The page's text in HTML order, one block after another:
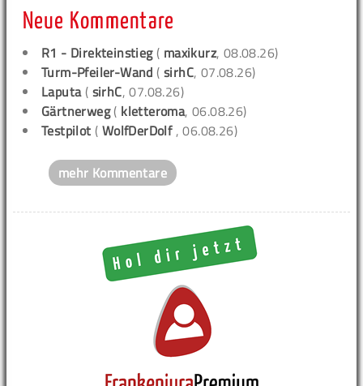
Neue Kommentare
R1 - Direkteinstieg( maxikurz, 08.08.26)
Turm-Pfeiler-Wand (sirhC, 07.08.26)
Laputa( sirhC, 07.08.26)
Gärtnerweg( kletteroma, 06.08.26)
Testpilot ( WolfDerDolf , 06.08.26)
mehr Kommentare